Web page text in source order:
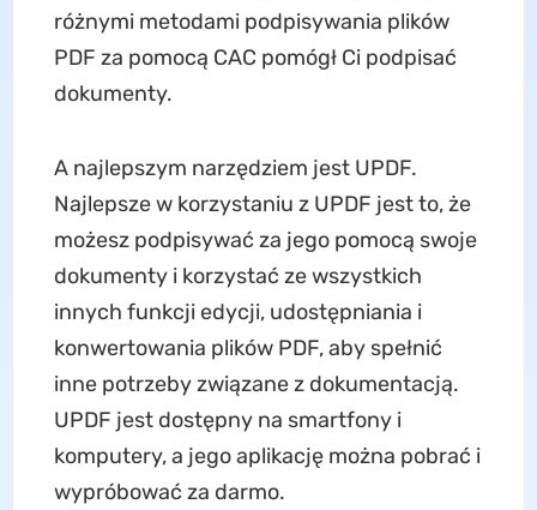
różnymi metodami podpisywania plików
PDF za pomocą CAC pomógł Ci podpisać
dokumenty.
A najlepszym narzędziem jest UPDF.
Najlepsze w korzystaniu z UPDF jest to, że
możesz podpisywać za jego pomocą swoje
dokumenty i korzystać ze wszystkich
innych funkcji edycji, udostępniania i
konwertowania plików PDF, aby spełnić
inne potrzeby związane z dokumentacją.
UPDF jest dostępny na smartfony i
komputery, a jego aplikację można pobrać i
wypróbować za darmo.